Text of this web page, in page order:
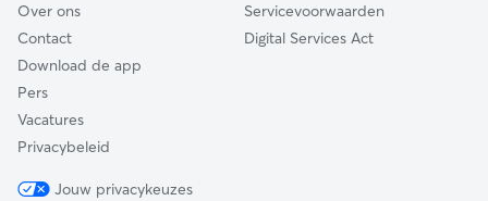
Over ons
Contact
Download de app
Pers
Vacatures
Privacybeleid
Servicevoorwaarden
Digital Services Act
Jouw privacykeuzes